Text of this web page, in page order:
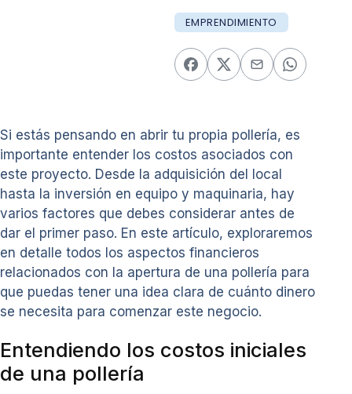
EMPRENDIMIENTO
Si estás pensando en abrir tu propia pollería, es
importante entender los costos asociados con
este proyecto. Desde la adquisición del local
hasta la inversión en equipo y maquinaria, hay
varios factores que debes considerar antes de
dar el primer paso. En este artículo, exploraremos
en detalle todos los aspectos financieros
relacionados con la apertura de una pollería para
que puedas tener una idea clara de cuánto dinero
se necesita para comenzar este negocio.
Entendiendo los costos iniciales
de una pollería